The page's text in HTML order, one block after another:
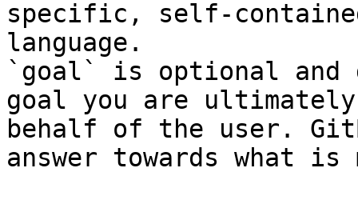
specific, self-
language.
`goal` is optional and
goal you are
behalf of the user.
answer towards what